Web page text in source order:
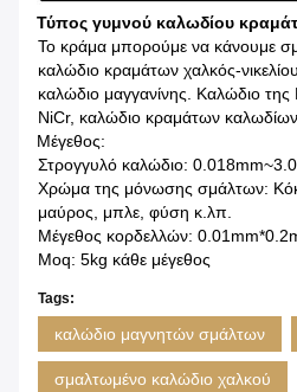
Τύπος γυμνού καλωδίου
Το κράμα μπορούμε να κάνουμε
καλώδιο κραμάτων χαλκός-
καλώδιο μαγγανίνης. Καλώδιο
NiCr, καλώδιο κραμάτων
Μέγεθος:
Στρογγυλό καλώδιο:
Χρώμα της μόνωσης σμάλτων:
μαύρος, μπλε, φύση κ.λπ.
Μέγεθος κορδελλών:
Moq: 5kg κάθε μέγεθος
Tags:
καλώδιο μαγνητών σμάλτων
σμαλτωμένο καλώδιο χαλκού